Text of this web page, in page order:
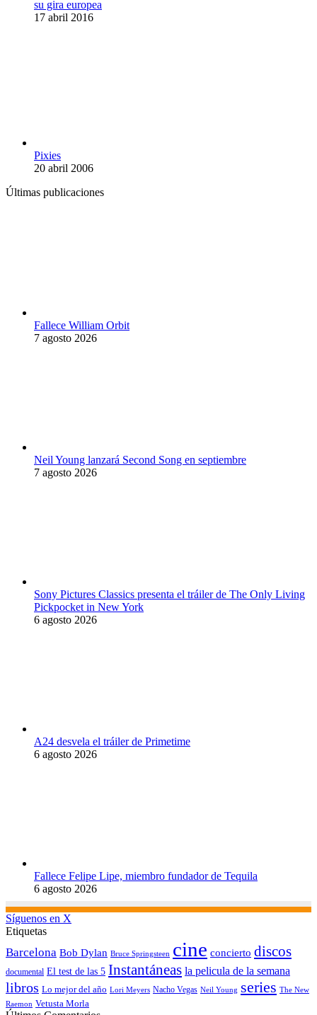
su gira europea
17 abril 2016
Pixies
20 abril 2006
Últimas publicaciones
Fallece William Orbit
7 agosto 2026
Neil Young lanzará Second Song en septiembre
7 agosto 2026
Sony Pictures Classics presenta el tráiler de The Only Living
Pickpocket in New York
6 agosto 2026
A24 desvela el tráiler de Primetime
6 agosto 2026
Fallece Felipe Lipe, miembro fundador de Tequila
6 agosto 2026
Síguenos en X
Etiquetas
Barcelona Bob Dylan Bruce Springsteen cine concierto discos
documental El test de las 5 Instantáneas la pelicula de la semana
libros Lo mejor del año Lori Meyers Nacho Vegas Neil Young series The New
Raemon Vetusta Morla